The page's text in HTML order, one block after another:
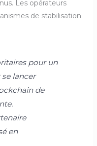
Les opérateurs
de stabilisation
pour un
lancer
de
en